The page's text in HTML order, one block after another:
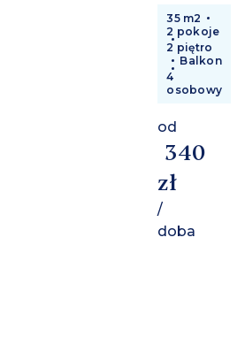
35 m2
2 pokoje
2 piętro
Balkon
4
osobowy
od
340
zł
/
doba